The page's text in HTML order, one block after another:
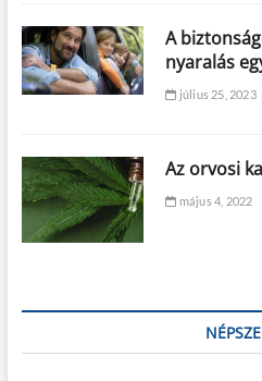
A
nyaralás
július 25, 2023
Az orvosi
május 4, 2022